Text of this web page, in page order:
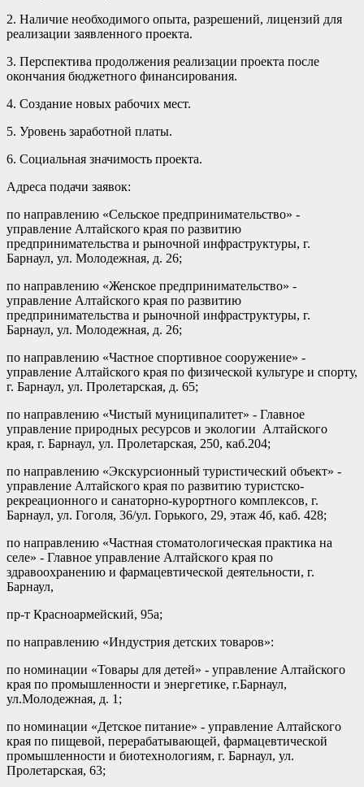
2. Наличие необходимого опыта, разрешений, лицензий для
реализации заявленного проекта.
3. Перспектива продолжения реализации проекта после
окончания бюджетного финансирования.
4. Создание новых рабочих мест.
5. Уровень заработной платы.
6. Социальная значимость проекта.
Адреса подачи заявок:
по направлению «Сельское предпринимательство» -
управление Алтайского края по развитию
предпринимательства и рыночной инфраструктуры, г.
Барнаул, ул. Молодежная, д. 26;
по направлению «Женское предпринимательство» -
управление Алтайского края по развитию
предпринимательства и рыночной инфраструктуры, г.
Барнаул, ул. Молодежная, д. 26;
по направлению «Частное спортивное сооружение» -
управление Алтайского края по физической культуре и спорту,
г. Барнаул, ул. Пролетарская, д. 65;
по направлению «Чистый муниципалитет» - Главное
управление природных ресурсов и экологии Алтайского
края, г. Барнаул, ул. Пролетарская, 250, каб.204;
по направлению «Экскурсионный туристический объект» -
управление Алтайского края по развитию туристско-
рекреационного и санаторно-курортного комплексов, г.
Барнаул, ул. Гоголя, 36/ул. Горького, 29, этаж 4б, каб. 428;
по направлению «Частная стоматологическая практика на
селе» - Главное управление Алтайского края по
здравоохранению и фармацевтической деятельности, г.
Барнаул,
пр-т Красноармейский, 95а;
по направлению «Индустрия детских товаров»:
по номинации «Товары для детей» - управление Алтайского
края по промышленности и энергетике, г.Барнаул,
ул.Молодежная, д. 1;
по номинации «Детское питание» - управление Алтайского
края по пищевой, перерабатывающей, фармацевтической
промышленности и биотехнологиям, г. Барнаул, ул.
Пролетарская, 63;